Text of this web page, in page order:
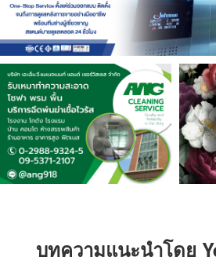
บทความแนะนำโดย